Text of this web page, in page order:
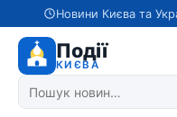
Новини Києва та
Події
КИЄВА